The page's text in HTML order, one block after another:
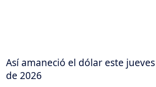
Así amaneció el dólar este
de 2026